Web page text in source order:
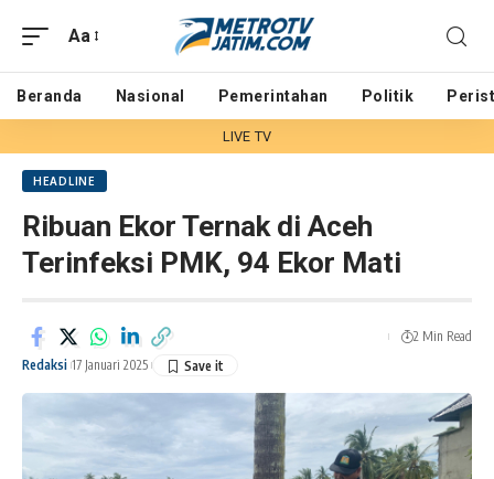
Aa
Beranda Nasional Pemerintahan Politik
LIVE TV
HEADLINE
Ribuan Ekor Ternak di Aceh
Terinfeksi PMK, 94 Ekor Mati
Redaksi 17 Januari 2025
2 Min Read